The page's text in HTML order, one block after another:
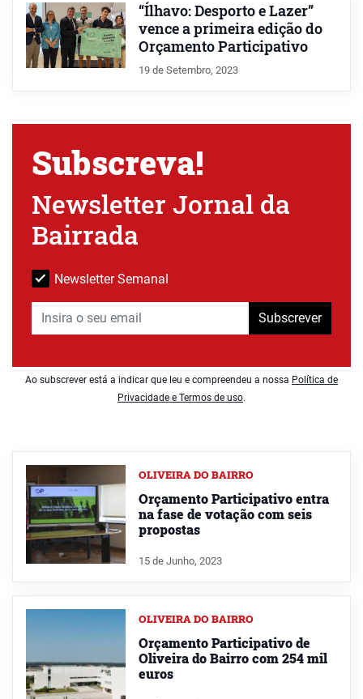
“Ílhavo: Desporto e Lazer”
vence a primeira edição do
Orçamento Participativo
19 de Setembro, 2023
Subscreva!
Newsletter Jornal da
Bairrada
Newsletter Semanal
Subscrever
Ao subscrever está a indicar que leu e compreendeu a nossa Política de
Privacidade e Termos de uso.
OLIVEIRA DO BAIRRO
Orçamento Participativo entra
na fase de votação com seis
propostas
15 de Junho, 2023
OLIVEIRA DO BAIRRO
Orçamento Participativo de
Oliveira do Bairro com 254 mil
euros